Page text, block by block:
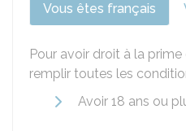
Vous êtes français
Pour avoir droit à la
remplir toutes les
Avoir 18 ans ou